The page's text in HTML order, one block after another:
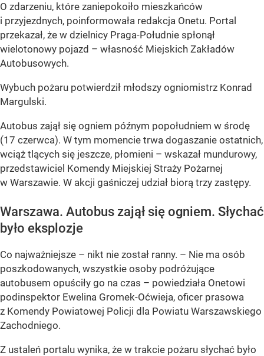
O zdarzeniu, które zaniepokoiło mieszkańców
i przyjezdnych, poinformowała redakcja Onetu. Portal
przekazał, że w dzielnicy Praga-Południe spłonął
wielotonowy pojazd – własność Miejskich Zakładów
Autobusowych.
Wybuch pożaru potwierdził młodszy ogniomistrz Konrad
Margulski.
Autobus zajął się ogniem późnym popołudniem w środę
(17 czerwca). W tym momencie trwa dogaszanie ostatnich,
wciąż tlących się jeszcze, płomieni – wskazał mundurowy,
przedstawiciel Komendy Miejskiej Straży Pożarnej
w Warszawie. W akcji gaśniczej udział biorą trzy zastępy.
Warszawa. Autobus zajął się ogniem. Słychać
było eksplozje
Co najważniejsze – nikt nie został ranny. – Nie ma osób
poszkodowanych, wszystkie osoby podróżujące
autobusem opuściły go na czas – powiedziała Onetowi
podinspektor Ewelina Gromek-Oćwieja, oficer prasowa
z Komendy Powiatowej Policji dla Powiatu Warszawskiego
Zachodniego.
Z ustaleń portalu wynika, że w trakcie pożaru słychać było